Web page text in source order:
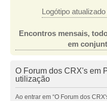
Logótipo
Encontros mensais,
em
O Forum dos CRX's em
utilização
Ao entrar em “O Forum dos